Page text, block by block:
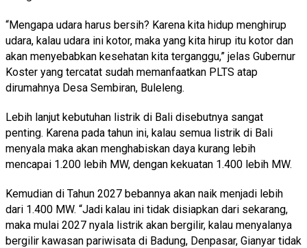
“Mengapa udara harus bersih? Karena kita hidup menghirup
udara, kalau udara ini kotor, maka yang kita hirup itu kotor dan
akan menyebabkan kesehatan kita terganggu,” jelas Gubernur
Koster yang tercatat sudah memanfaatkan PLTS atap
dirumahnya Desa Sembiran, Buleleng.
Lebih lanjut kebutuhan listrik di Bali disebutnya sangat
penting. Karena pada tahun ini, kalau semua listrik di Bali
menyala maka akan menghabiskan daya kurang lebih
mencapai 1.200 lebih MW, dengan kekuatan 1.400 lebih MW.
Kemudian di Tahun 2027 bebannya akan naik menjadi lebih
dari 1.400 MW. “Jadi kalau ini tidak disiapkan dari sekarang,
maka mulai 2027 nyala listrik akan bergilir, kalau menyalanya
bergilir kawasan pariwisata di Badung, Denpasar, Gianyar tidak